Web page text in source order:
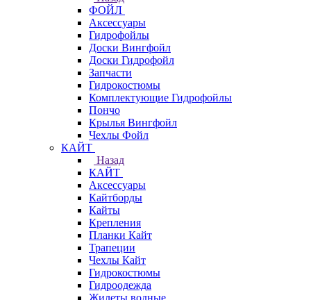
ФОЙЛ
Аксессуары
Гидрофойлы
Доски Вингфойл
Доски Гидрофойл
Запчасти
Гидрокостюмы
Комплектующие Гидрофойлы
Пончо
Крылья Вингфойл
Чехлы Фойл
КАЙТ
Назад
КАЙТ
Аксессуары
Кайтборды
Кайты
Крепления
Планки Кайт
Трапеции
Чехлы Кайт
Гидрокостюмы
Гидроодежда
Жилеты водные